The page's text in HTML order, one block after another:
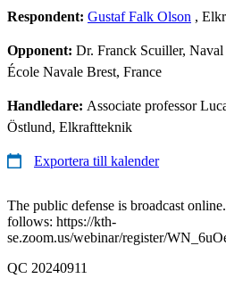
Respondent: Gustaf Falk Olson ,
Opponent: Dr. Franck Scuiller,
École Navale Brest, France
Handledare: Associate professor
Östlund, Elkraftteknik
Exportera till kalender
The public defense is broadcast
follows: https://kth-
se.zoom.us/webinar/register/
QC 20240911